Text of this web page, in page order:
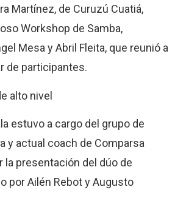
Martínez, de Curuzú Cuatiá,
Workshop de Samba,
Mesa y Abril Fleita, que reunió a
de participantes.
alto nivel
estuvo a cargo del grupo de
y actual coach de Comparsa
la presentación del dúo de
por Ailén Rebot y Augusto